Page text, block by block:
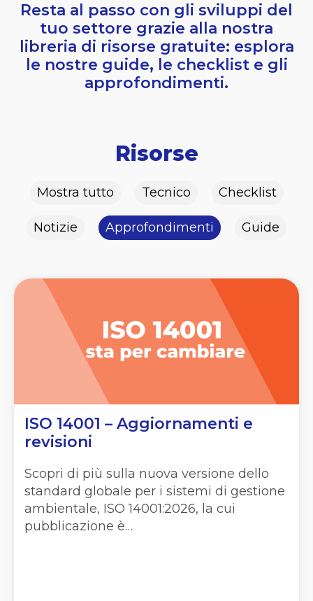
Resta al passo con gli sviluppi del
tuo settore grazie alla nostra
libreria di risorse gratuite: esplora
le nostre guide, le checklist e gli
approfondimenti.
Risorse
Mostra tutto Tecnico Checklist
Notizie Approfondimenti Guide
ISO 14001 – Aggiornamenti e
revisioni
Scopri di più sulla nuova versione dello
standard globale per i sistemi di gestione
ambientale, ISO 14001:2026, la cui
pubblicazione è…